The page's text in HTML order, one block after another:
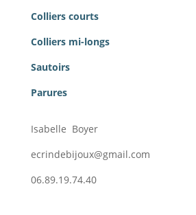
Colliers courts
Colliers mi-longs
Sautoirs
Parures
Isabelle Boyer
ecrindebijoux@gmail.com
06.89.19.74.40